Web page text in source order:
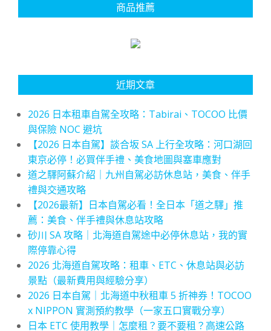
商品推薦
近期文章
2026 日本租車自駕全攻略：Tabirai、TOCOO 比價
與保險 NOC 避坑
【2026 日本自駕】談合坂 SA 上行全攻略：河口湖回
東京必停！必買伴手禮、美食地圖與塞車應對
道之驛阿蘇介紹｜九州自駕必訪休息站，美食、伴手
禮與交通攻略
【2026最新】日本自駕必看！全日本「道之驛」推
薦：美食、伴手禮與休息站攻略
砂川 SA 攻略｜北海道自駕途中必停休息站，我的實
際停靠心得
2026 北海道自駕攻略：租車、ETC、休息站與必訪
景點（最新費用與經驗分享）
2026 日本自駕｜北海道中秋租車 5 折神券！TOCOO
x NIPPON 實測預約教學（一家五口實戰分享）
日本 ETC 使用教學｜怎麼租？要不要租？高速公路